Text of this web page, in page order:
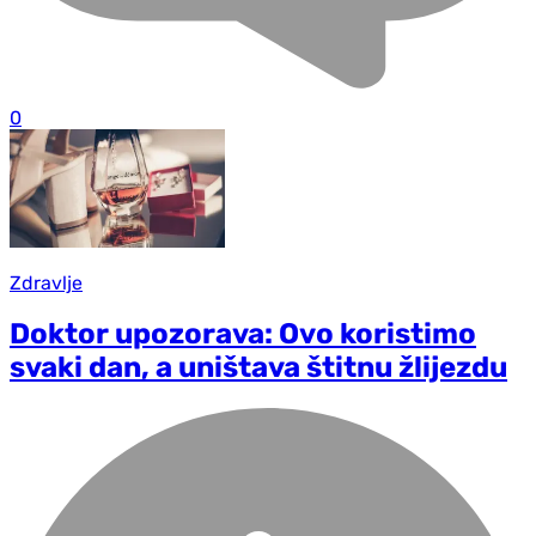
0
Zdravlje
Doktor upozorava: Ovo koristimo
svaki dan, a uništava štitnu žlijezdu